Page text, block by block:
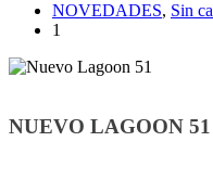
NOVEDADES, Sin
1
NUEVO LAGOON 51